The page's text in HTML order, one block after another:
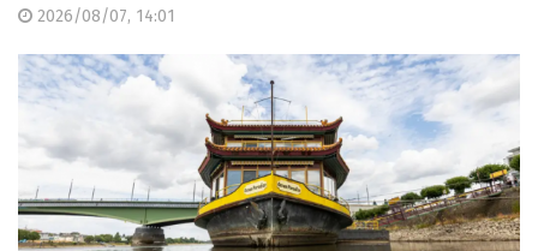
2026/08/07, 14:01